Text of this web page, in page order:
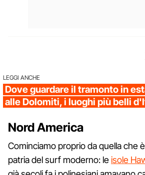
LEGGI ANCHE
Dove guardare il tramonto in
alle Dolomiti, i luoghi più belli
Nord America
Cominciamo proprio da quella che
patria del surf moderno: leisole